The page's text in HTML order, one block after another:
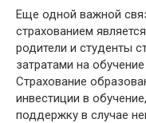
Еще одной важной
страхованием
родители и студенты
затратами на
Страхование
инвестиции в
поддержку в случае